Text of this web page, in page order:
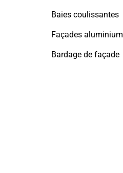
Baies coulissantes
Façades aluminium
Bardage de façade